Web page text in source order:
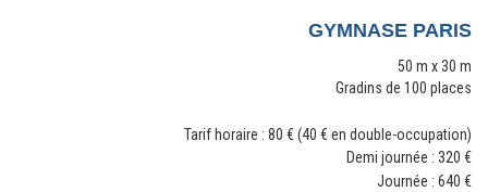
GYMNASE PARIS
50 m x 30 m
Gradins de 100 places
Tarif horaire : 80 € (40 € en double-occupation)
Demi journée : 320 €
Journée : 640 €